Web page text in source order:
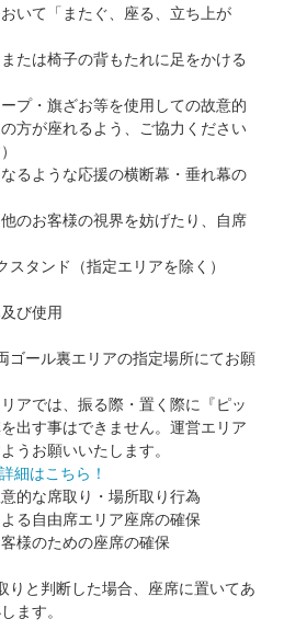
いて「またぐ、座る、立ち上が
たは椅子の背もたれに足をかける
プ・旗ざお等を使用しての故意的
方が座れるよう、ご協力ください
るような応援の横断幕・垂れ幕の
のお客様の視界を妨げたり、自席
タンド（指定エリアを除く）
び使用
ゴール裏エリアの指定場所にてお願
アでは、振る際・置く際に『ピッ
出す事はできません。運営エリア
うお願いいたします。
詳細はこちら！
的な席取り・場所取り行為
る自由席エリア座席の確保
様のための座席の確保
りと判断した場合、座席に置いてあ
ます。